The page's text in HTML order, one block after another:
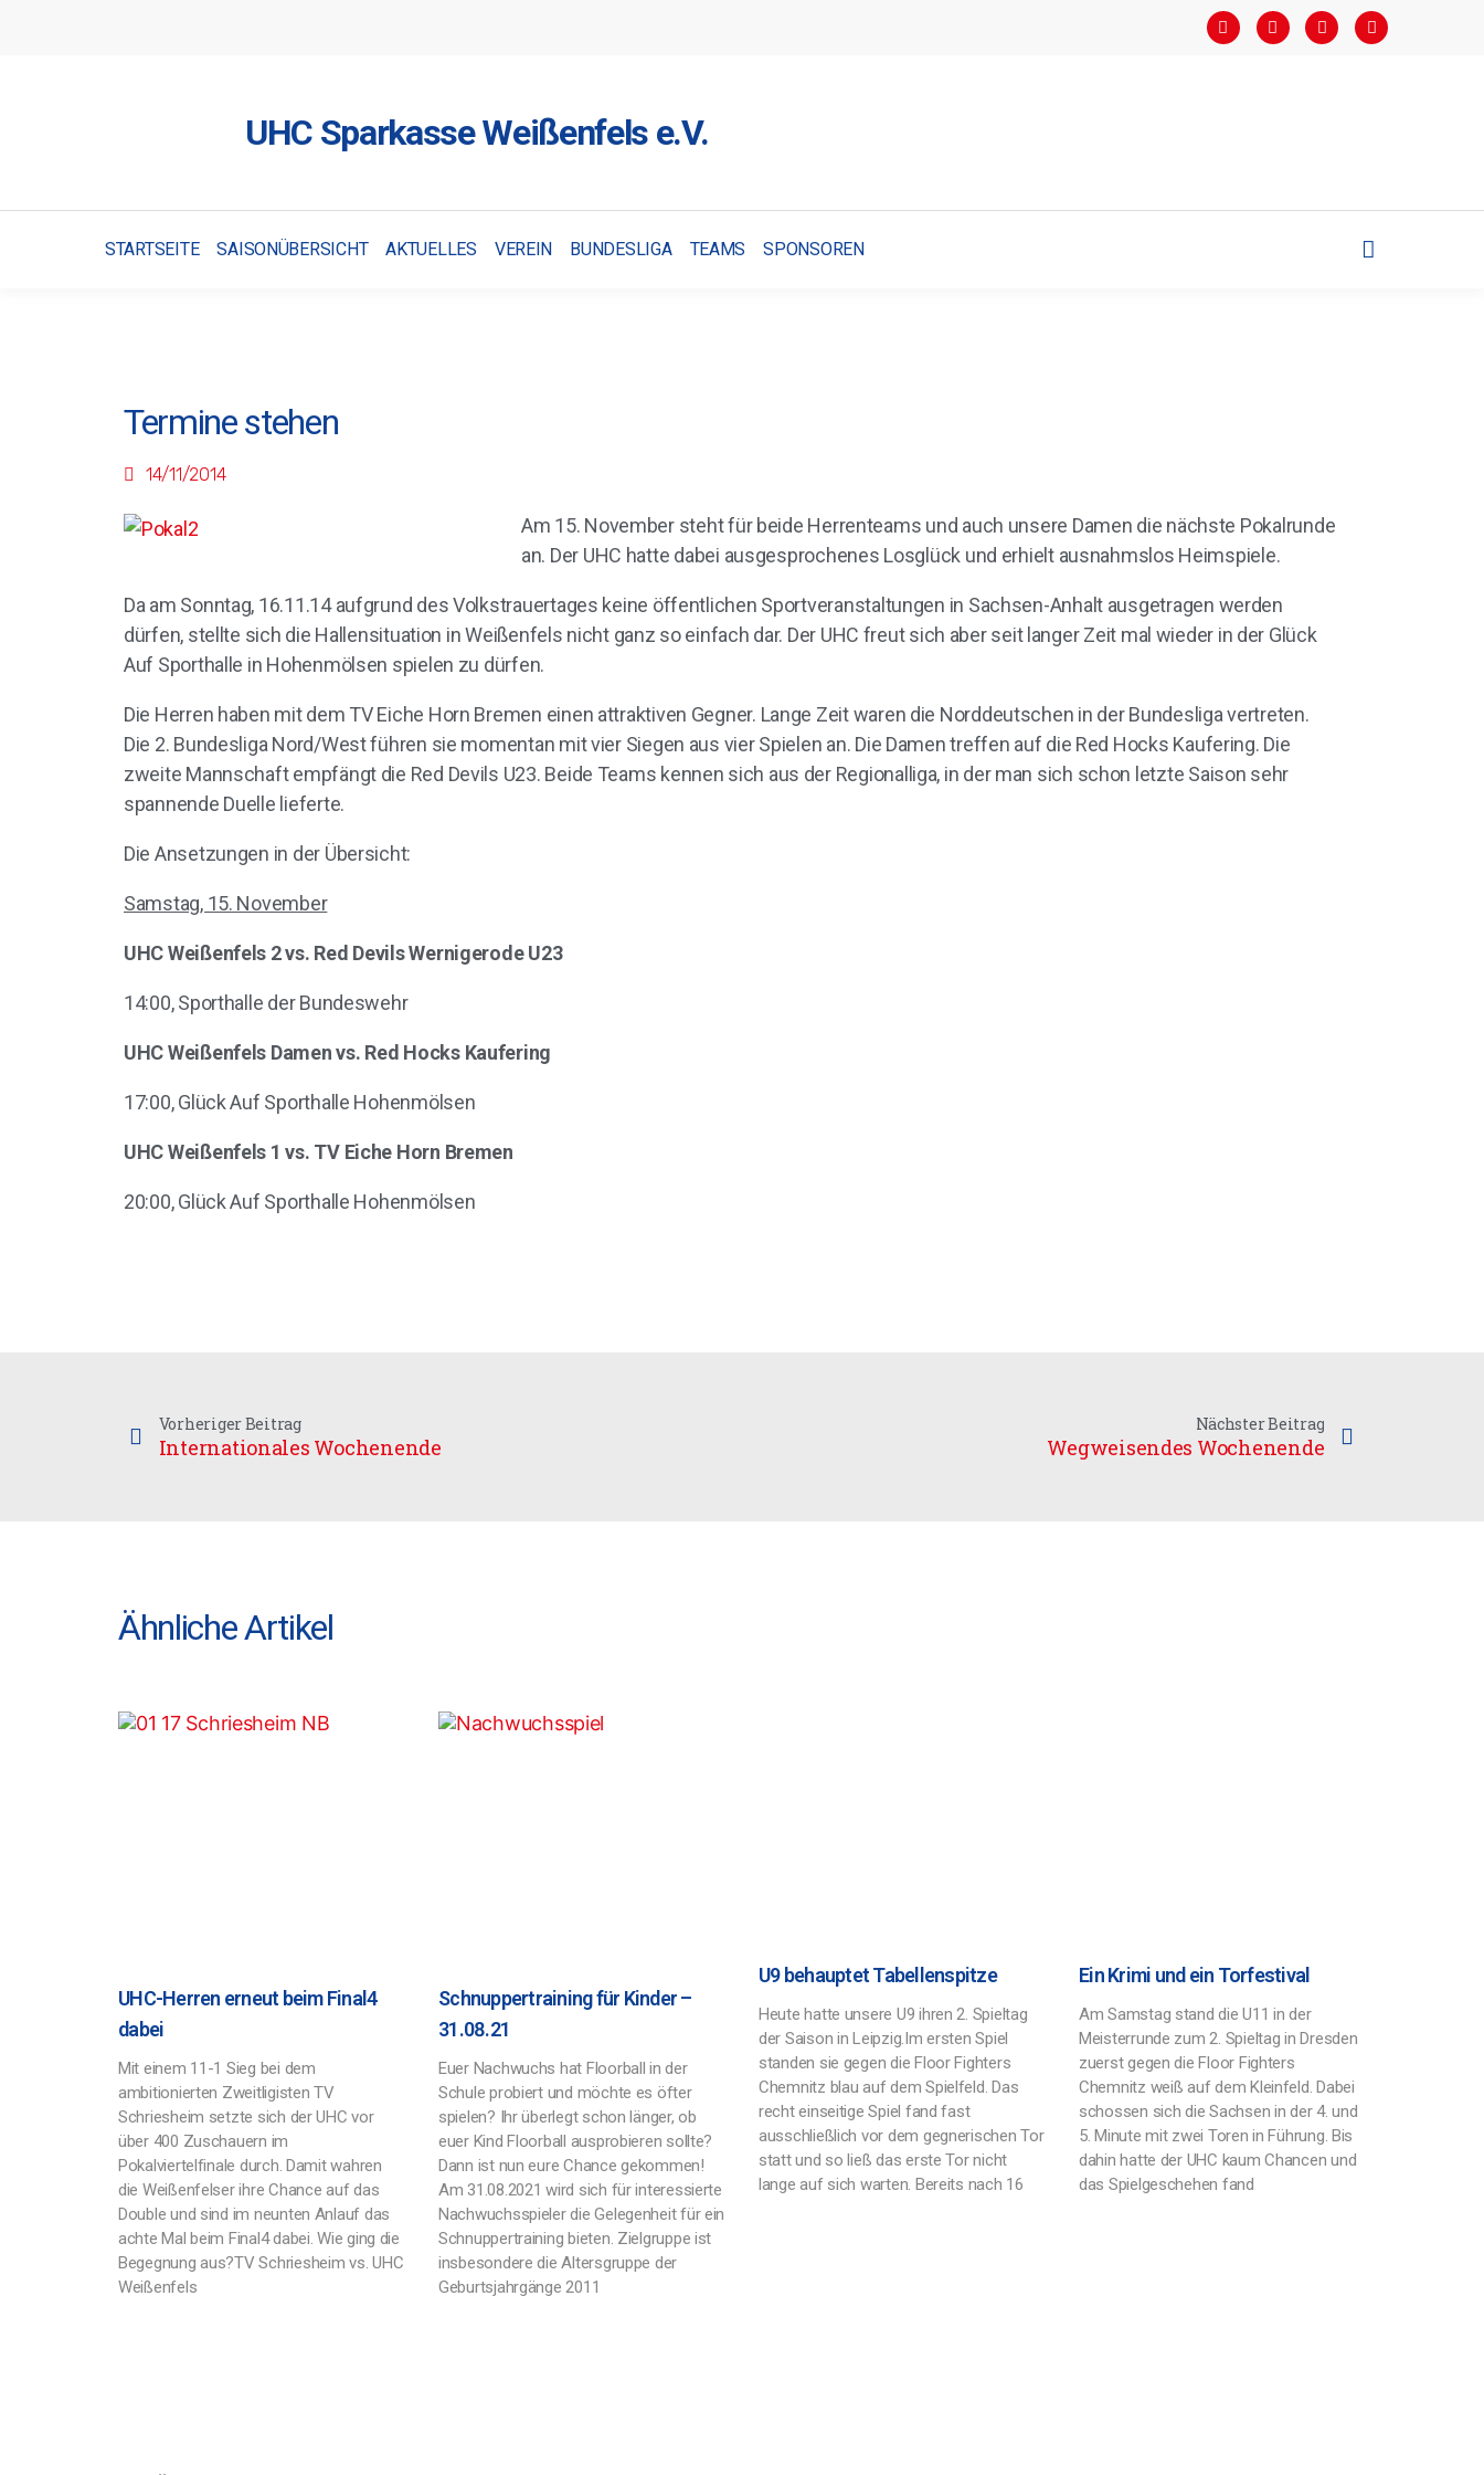
UHC Sparkasse Weißenfels e.V.
STARTSEITE SAISONÜBERSICHT AKTUELLES VEREIN BUNDESLIGA TEAMS SPONSOREN
Termine stehen
14/11/2014
Am 15. November steht für beide Herrenteams und auch unsere Damen die nächste Pokalrunde
an. Der UHC hatte dabei ausgesprochenes Losglück und erhielt ausnahmslos Heimspiele.
Da am Sonntag, 16.11.14 aufgrund des Volkstrauertages keine öffentlichen Sportveranstaltungen in Sachsen-Anhalt ausgetragen werden
dürfen, stellte sich die Hallensituation in Weißenfels nicht ganz so einfach dar. Der UHC freut sich aber seit langer Zeit mal wieder in der Glück
Auf Sporthalle in Hohenmölsen spielen zu dürfen.
Die Herren haben mit dem TV Eiche Horn Bremen einen attraktiven Gegner. Lange Zeit waren die Norddeutschen in der Bundesliga vertreten.
Die 2. Bundesliga Nord/West führen sie momentan mit vier Siegen aus vier Spielen an. Die Damen treffen auf die Red Hocks Kaufering. Die
zweite Mannschaft empfängt die Red Devils U23. Beide Teams kennen sich aus der Regionalliga, in der man sich schon letzte Saison sehr
spannende Duelle lieferte.
Die Ansetzungen in der Übersicht:
Samstag, 15. November
UHC Weißenfels 2 vs. Red Devils Wernigerode U23
14:00, Sporthalle der Bundeswehr
UHC Weißenfels Damen vs. Red Hocks Kaufering
17:00, Glück Auf Sporthalle Hohenmölsen
UHC Weißenfels 1 vs. TV Eiche Horn Bremen
20:00, Glück Auf Sporthalle Hohenmölsen
Vorheriger Beitrag
Internationales Wochenende
Nächster Beitrag
Wegweisendes Wochenende
Ähnliche Artikel
UHC-Herren erneut beim Final4
dabei
Mit einem 11-1 Sieg bei dem
ambitionierten Zweitligisten TV
Schriesheim setzte sich der UHC vor
über 400 Zuschauern im
Pokalviertelfinale durch. Damit wahren
die Weißenfelser ihre Chance auf das
Double und sind im neunten Anlauf das
achte Mal beim Final4 dabei. Wie ging die
Begegnung aus?TV Schriesheim vs. UHC
Weißenfels
Schnuppertraining für Kinder –
31.08.21
Euer Nachwuchs hat Floorball in der
Schule probiert und möchte es öfter
spielen? Ihr überlegt schon länger, ob
euer Kind Floorball ausprobieren sollte?
Dann ist nun eure Chance gekommen!
Am 31.08.2021 wird sich für interessierte
Nachwuchsspieler die Gelegenheit für ein
Schnuppertraining bieten. Zielgruppe ist
insbesondere die Altersgruppe der
Geburtsjahrgänge 2011
U9 behauptet Tabellenspitze
Heute hatte unsere U9 ihren 2. Spieltag
der Saison in Leipzig.Im ersten Spiel
standen sie gegen die Floor Fighters
Chemnitz blau auf dem Spielfeld. Das
recht einseitige Spiel fand fast
ausschließlich vor dem gegnerischen Tor
statt und so ließ das erste Tor nicht
lange auf sich warten. Bereits nach 16
Ein Krimi und ein Torfestival
Am Samstag stand die U11 in der
Meisterrunde zum 2. Spieltag in Dresden
zuerst gegen die Floor Fighters
Chemnitz weiß auf dem Kleinfeld. Dabei
schossen sich die Sachsen in der 4. und
5. Minute mit zwei Toren in Führung. Bis
dahin hatte der UHC kaum Chancen und
das Spielgeschehen fand